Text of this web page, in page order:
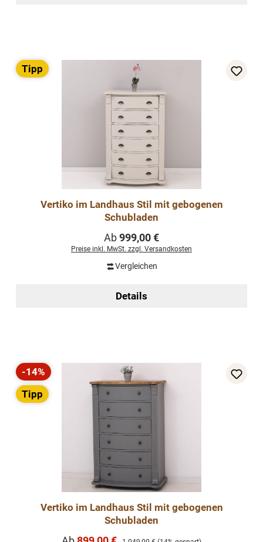
Tipp
Vertiko im Landhaus Stil mit gebogenen
Schubladen
Regulärer Preis:
Ab999,00 €
Preise inkl. MwSt. zzgl. Versandkosten
Vergleichen
Details
Rabatt
-14%
Tipp
Vertiko im Landhaus Stil mit gebogenen
Schubladen
Verkaufspreis: